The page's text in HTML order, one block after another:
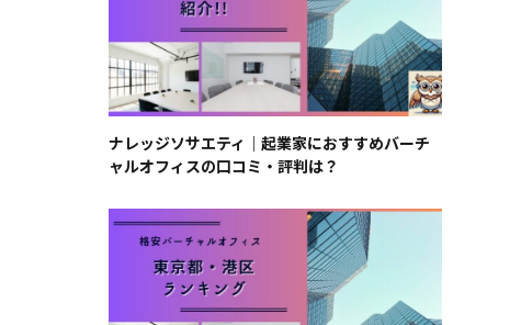
ナレッジソサエティ｜起業家におすすめバーチ
ャルオフィスの口コミ・評判は？